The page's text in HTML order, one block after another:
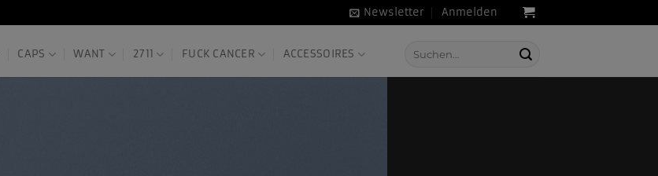
Newsletter Anmelden
CAPS WANT 2711 FUCK CANCER ACCESSOIRES
Suche